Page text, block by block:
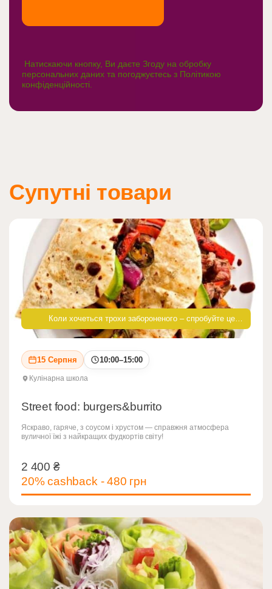
Натискаючи кнопку, Ви даєте Згоду на обробку
персональних даних та погоджуєтесь з Політикою
конфіденційності
Супутні товари
Коли хочеться трохи забороненого – спробуйте це…
15 Серпня 10:00–15:00
Кулінарна школа
Street food: burgers&burrito
Яскраво, гаряче, з соусом і хрустом — справжня атмосфера
вуличної їжі з найкращих фудкортів світу!
2 400 ₴
20% cashback - 480 грн
2 400 ₴